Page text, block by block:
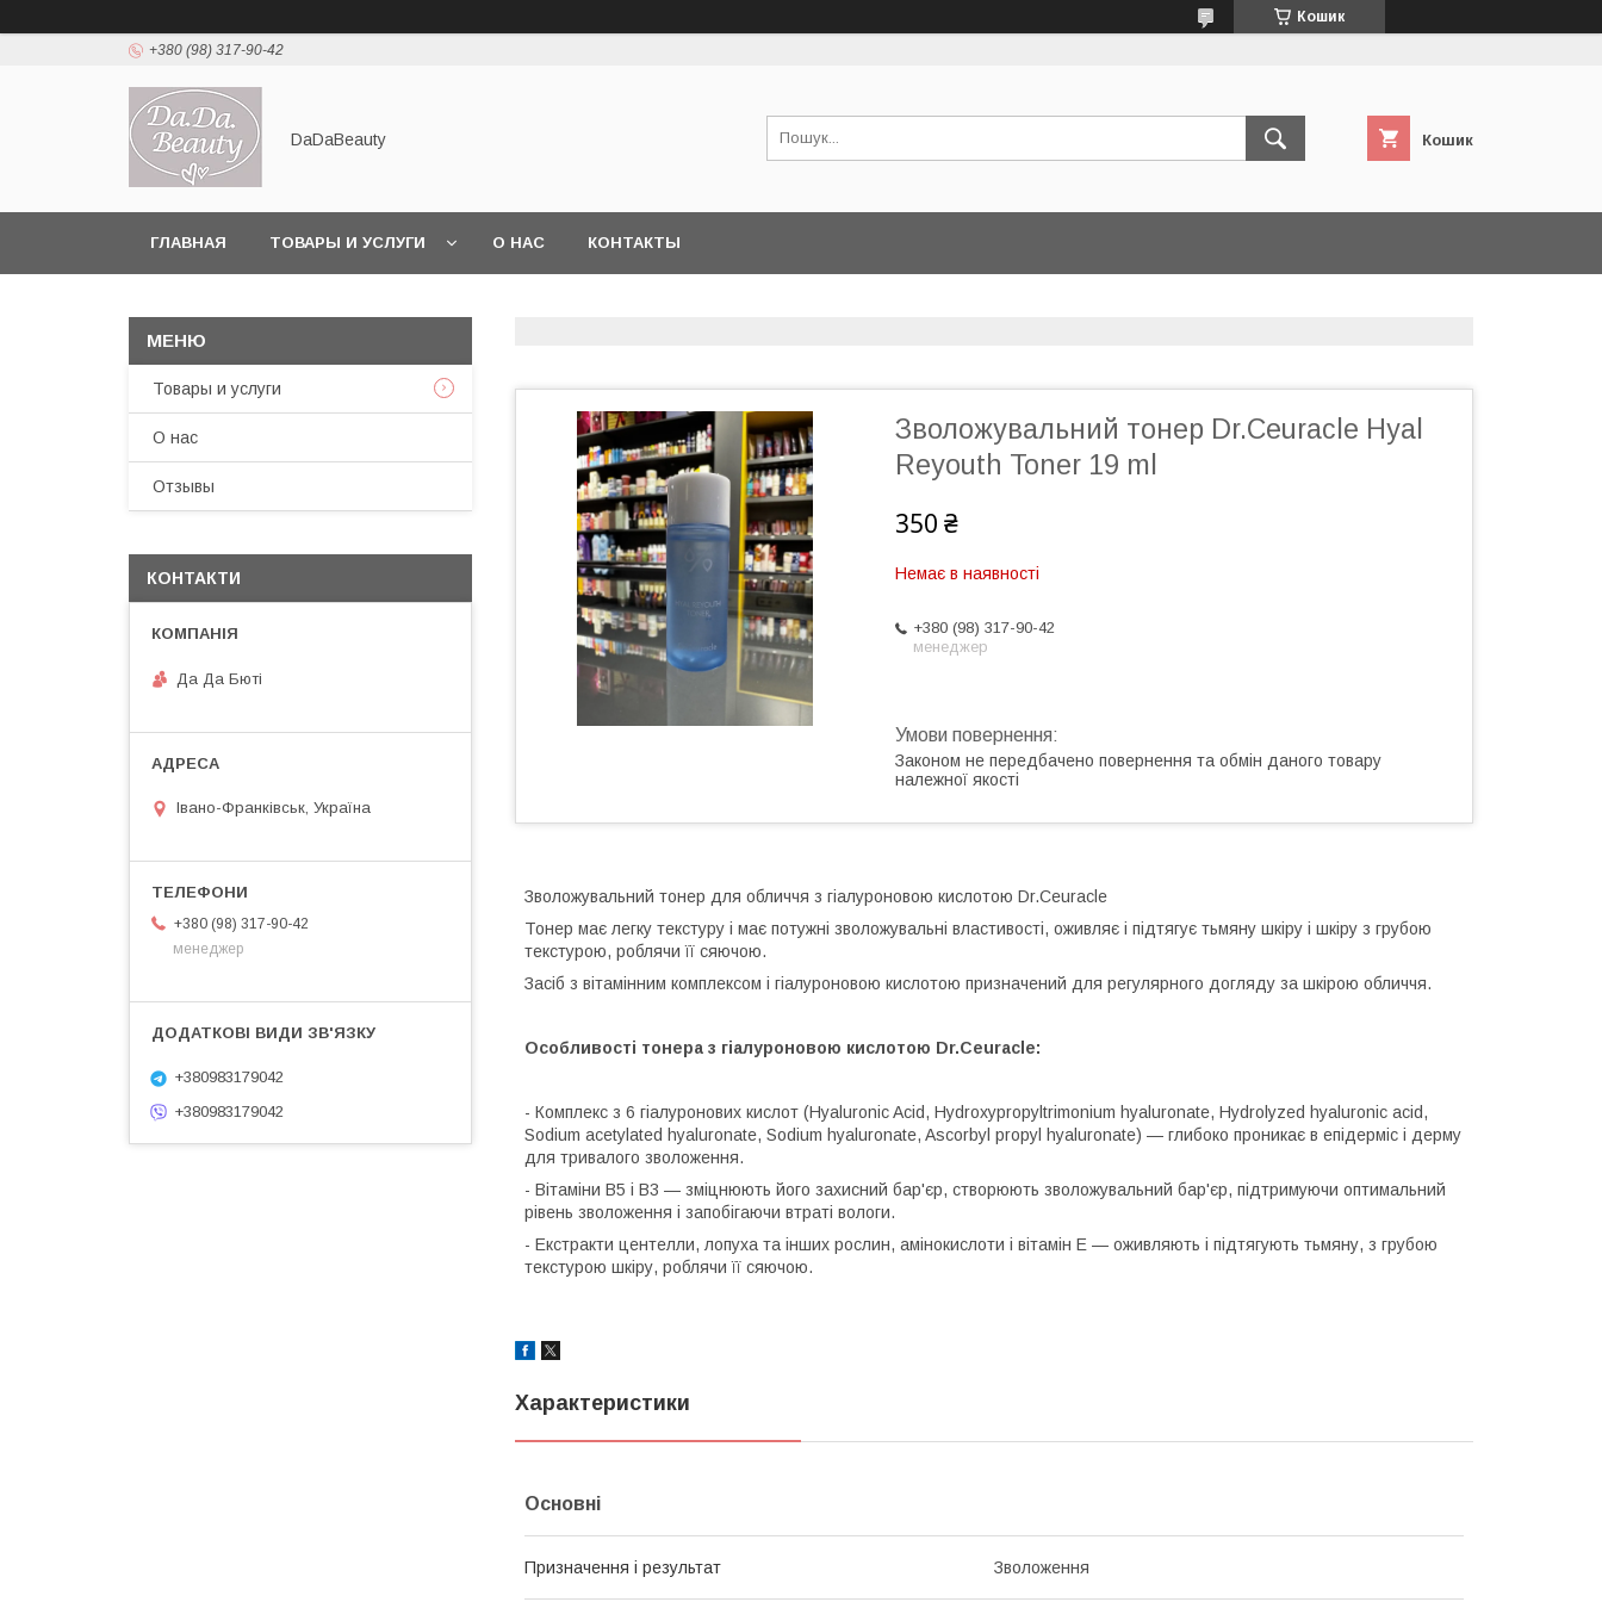
Кошик
+380 (98) 317-90-42
DaDaBeauty Кошик
ГЛАВНАЯ ТОВАРЫ И УСЛУГИ О НАС КОНТАКТЫ
Зволожувальний тонер Dr.Ceuracle Hyal
Reyouth Toner 19 ml
350 ₴
Немає в наявності
+380 (98) 317-90-42
менеджер
Законом не передбачено повернення та обмін даного товару
належної якості
Зволожувальний тонер для обличчя з гіалуроновою кислотою Dr.Ceuracle
Тонер має легку текстуру і має потужні зволожувальні властивості, оживляє і підтягує тьмяну шкіру і шкіру з грубою
текстурою, роблячи її сяючою.
Засіб з вітамінним комплексом і гіалуроновою кислотою призначений для регулярного догляду за шкірою обличчя.
Особливості тонера з гіалуроновою кислотою Dr.Ceuracle:
- Комплекс з 6 гіалуронових кислот (Hyaluronic Acid, Hydroxypropyltrimonium hyaluronate, Hydrolyzed hyaluronic acid,
Sodium acetylated hyaluronate, Sodium hyaluronate, Ascorbyl propyl hyaluronate) — глибоко проникає в епідерміс і дерму
для тривалого зволоження.
- Вітаміни B5 і B3 — зміцнюють його захисний бар'єр, створюють зволожувальний бар'єр, підтримуючи оптимальний
рівень зволоження і запобігаючи втраті вологи.
- Екстракти центелли, лопуха та інших рослин, амінокислоти і вітамін E — оживляють і підтягують тьмяну, з грубою
текстурою шкіру, роблячи її сяючою.
Характеристики
Основні
Призначення і результат Зволоження
Товары и услуги
О нас
Отзывы
КОНТАКТИ
Да Да Бюті
Івано-Франківськ, Україна
+380 (98) 317-90-42
менеджер
+380983179042
+380983179042